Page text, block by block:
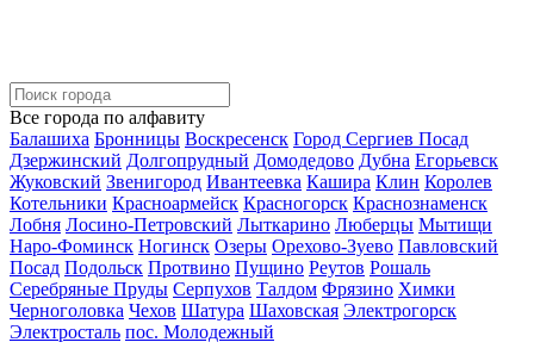
Все города по алфавиту
Балашиха Бронницы Воскресенск Город Сергиев Посад
Дзержинский Долгопрудный Домодедово Дубна Егорьевск
Жуковский Звенигород Ивантеевка Кашира Клин Королев
Котельники Красноармейск Красногорск Краснознаменск
Лобня Лосино-Петровский Лыткарино Люберцы Мытищи
Наро-Фоминск Ногинск Озеры Орехово-Зуево Павловский
Посад Подольск Протвино Пущино Реутов Рошаль
Серебряные Пруды Серпухов Талдом Фрязино Химки
Черноголовка Чехов Шатура Шаховская Электрогорск
Электросталь пос. Молодежный